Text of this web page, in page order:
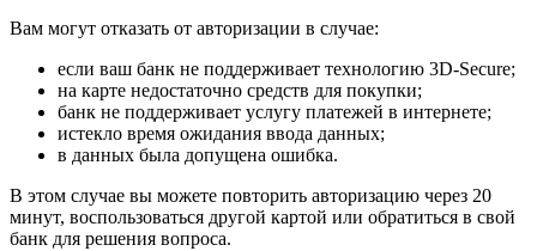
Вам могут отказать от авторизации в случае:
если ваш банк не поддерживает технологию 3D-Secure;
на карте недостаточно средств для покупки;
банк не поддерживает услугу платежей в интернете;
истекло время ожидания ввода данных;
в данных была допущена ошибка.
В этом случае вы можете повторить авторизацию через 20
минут, воспользоваться другой картой или обратиться в свой
банк для решения вопроса.